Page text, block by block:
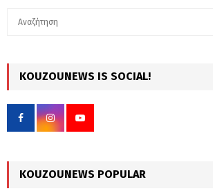
h
f
r
KOUZOUNEWS IS SOCIAL!
KOUZOUNEWS POPULAR